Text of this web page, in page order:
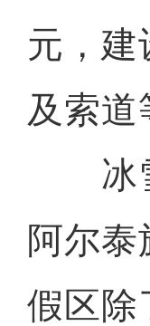
元，建
及索道
冰雪
阿尔
假区除